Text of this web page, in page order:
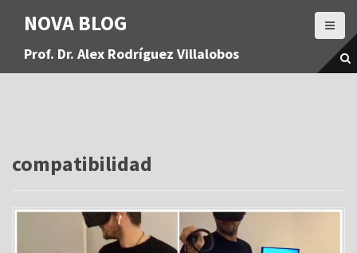
a
NOVA BLOG
Prof. Dr. Alex Rodríguez Villalobos
compatibilidad